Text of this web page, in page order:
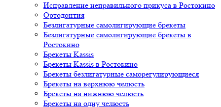
Исправление неправильного прикуса в Ростокино
Ортодонтия
Безлигатурные самолигирующие брекеты
Безлигатурные самолигирующие брекеты в
Ростокино
Брекеты Kassis
Брекеты Kassis в Ростокино
Брекеты безлигатурные саморегулирующиеся
Брекеты на верхнюю челюсть
Брекеты на нижнюю челюсть
Брекеты на одну челюсть